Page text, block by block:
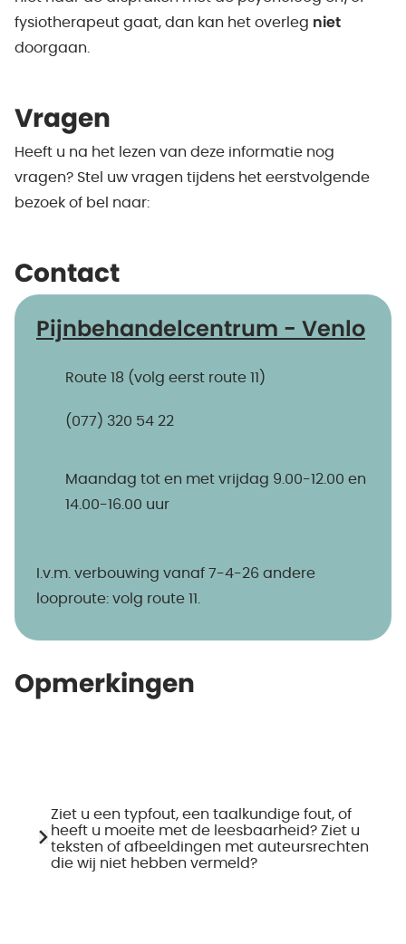
fysiotherapeut gaat, dan kan het overleg niet
doorgaan.
Vragen
Heeft u na het lezen van deze informatie nog
vragen? Stel uw vragen tijdens het eerstvolgende
bezoek of bel naar:
Contact
Pijnbehandelcentrum - Venlo
Route 18 (volg eerst route 11)
(077) 320 54 22
Maandag tot en met vrijdag 9.00-12.00 en
14.00-16.00 uur
I.v.m. verbouwing vanaf 7-4-26 andere
looproute: volg route 11.
Opmerkingen
Ziet u een typfout, een taalkundige fout, of
heeft u moeite met de leesbaarheid? Ziet u
teksten of afbeeldingen met auteursrechten
die wij niet hebben vermeld?